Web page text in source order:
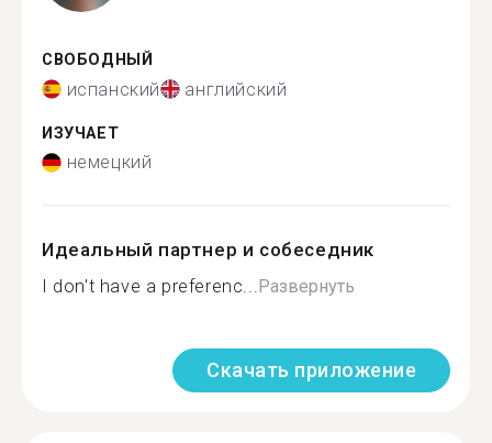
СВОБОДНЫЙ
испанский английский
ИЗУЧАЕТ
немецкий
Идеальный партнер и собеседник
I don't have a preferenc...Развернуть
Скачать приложение